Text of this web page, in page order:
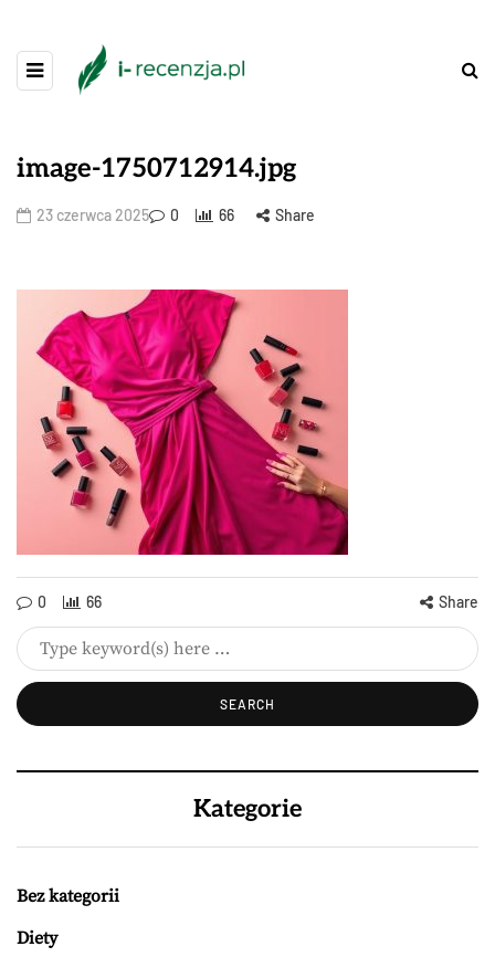
image-1750712914.jpg
23 czerwca 2025 0 66 Share
0 66 Share
Kategorie
Bez kategorii
Diety